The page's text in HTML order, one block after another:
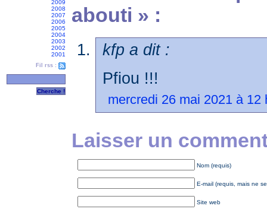
2009
2008
2007
2006
2005
2004
2003
2002
2001
Fil rss :
abouti » :
kfp a dit :
Pfiou !!!
mercredi 26 mai 2021 à 12
Laisser un
Nom (requis)
E-mail (requis, mais ne
Site web